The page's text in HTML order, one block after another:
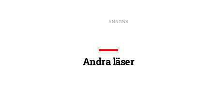
Andra läser